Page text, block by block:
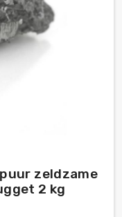
zeldzame
2 kg